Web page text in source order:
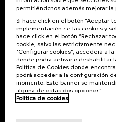
Suscribirse
Contacto
Palacio Miramar
Paseo de Miraconcha, 48
20007 Donostia / San Sebastián
Gipuzkoa, Spain
Contacta con nosotros
permitiéndonos además mejorar la
Si hace click en el botón “Aceptar
implementación de las cookies y
hace click en el botón “Rechazar
cookie, salvo las estrictamente
“Configurar cookies”, accederá a
donde podrá activar o deshabilitar
Política de Cookies donde
podrá acceder a la configuración
momento. Este banner se
alguna de estas dos opciones”
Política de cookies